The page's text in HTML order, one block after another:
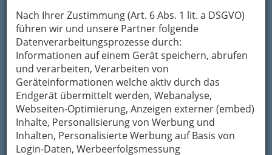
Nach Ihrer Zustimmung (Art. 6 Abs. 1 lit. a DSGVO)
führen wir und unsere Partner folgende
Datenverarbeitungsprozesse durch:
Informationen auf einem Gerät speichern, abrufen
und verarbeiten, Verarbeiten von
Geräteinformationen welche aktiv durch das
Endgerät übermittelt werden, Webanalyse,
Webseiten-Optimierung, Anzeigen externer (embed)
Inhalte, Personalisierung von Werbung und
Inhalten, Personalisierte Werbung auf Basis von
Login-Daten, Werbeerfolgsmessung
Wohnbaugenossenschaft nahelegt, dass es sich
um eine Genossenschaft handle, wird im
allgemeinen Sprachgebrauch der Begriff auch
fürWohnbau-Gesellschaften mit
beschränkter Haftung (GesmbH) bzw.
Wohnbau- Aktiengesellschaften (AG) verwendet.
(vgl. § 1 Abs 1 und § 39 Abs 7 WGG).
Die Unterschiede zwischen "echten"
gemeinnützigen Wohnbaugenossenschaften